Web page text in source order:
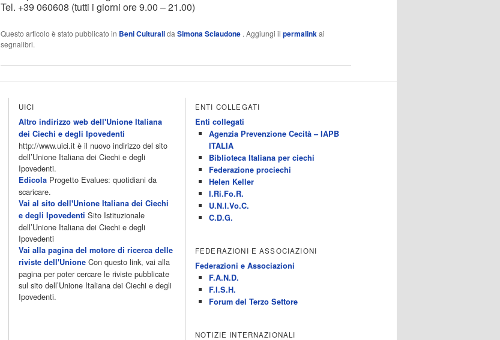
Tel. +39 060608 (tutti i giorni ore 9.00 – 21.00)
Questo articolo è stato pubblicato in Beni Culturalida Simona Sciaudone . Aggiungi il permalinkai
segnalibri.
UICI
Altro indirizzo web dell'Unione Italiana
dei Ciechi e degli Ipovedenti
http://www.uici.it è il nuovo indirizzo del sito
dell’Unione Italiana dei Ciechi e degli
Ipovedenti.
Edicola Progetto Evalues: quotidiani da
scaricare.
Vai al sito dell'Unione Italiana dei Ciechi
e degli Ipovedenti Sito Istituzionale
dell’Unione Italiana dei Ciechi e degli
Ipovedenti
Vai alla pagina del motore di ricerca delle
riviste dell'Unione Con questo link, vai alla
pagina per poter cercare le riviste pubblicate
sul sito dell’Unione Italiana dei Ciechi e degli
Ipovedenti.
ENTI COLLEGATI
Enti collegati
Agenzia Prevenzione Cecità – IAPB
ITALIA
Biblioteca Italiana per ciechi
Federazione prociechi
Helen Keller
I.Ri.Fo.R.
U.N.I.Vo.C.
C.D.G.
FEDERAZIONI E ASSOCIAZIONI
Federazioni e Associazioni
F.A.N.D.
F.I.S.H.
Forum del Terzo Settore
NOTIZIE INTERNAZIONALI